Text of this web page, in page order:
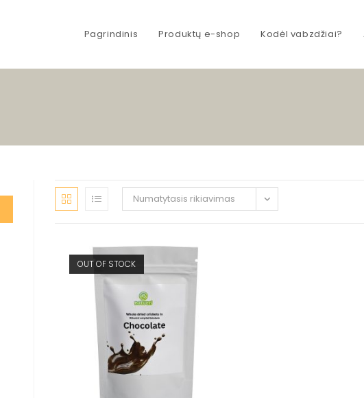
Pagrindinis Produktų e-shop Kodėl vabzdžiai?
Numatytasis rikiavimas
OUT OF STOCK